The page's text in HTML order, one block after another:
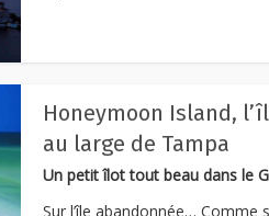
Honeymoon Island,
au large de Tampa
Un petit îlot tout beau dans le
Sur l’île abandonnée… Comme